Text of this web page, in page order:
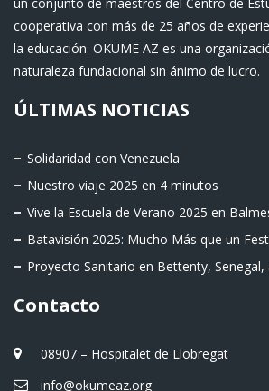
un conjunto de maestros del Centro de
cooperativa con más de 25 años de
la educación. OKUME AZ es una
naturaleza fundacional sin ánimo de lucro.
ÚLTIMAS NOTICIAS
Solidaridad con Venezuela
Nuestro viaje 2025 en 4 minutos
Vive la Escuela de Verano 2025 en
Batavisión 2025: Mucho Más que un
Proyecto Sanitario en Bettenty, Senegal,
Contacto
08907 – Hospitalet de Llobregat
info@okumeaz.org